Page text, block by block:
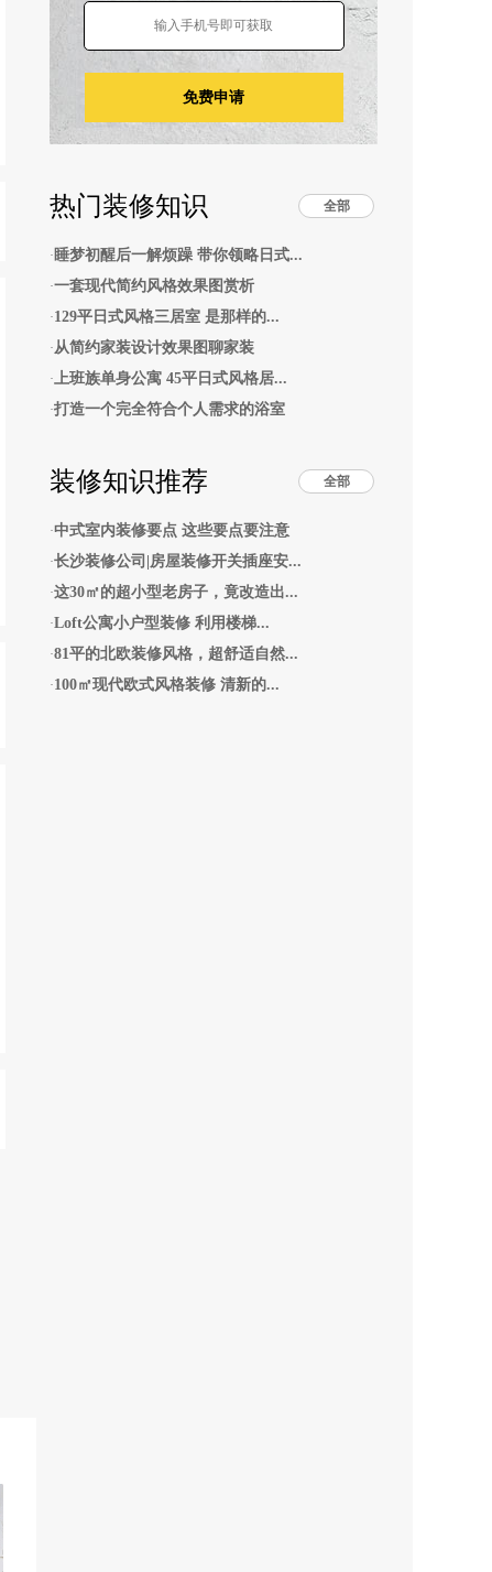
免费申请
热门装修知识 全部
· 睡梦初醒后一解烦躁 带你领略日式...
·一套现代简约风格效果图赏析
·129平日式风格三居室 是那样的...
·从简约家装设计效果图聊家装
·上班族单身公寓 45平日式风格居...
·打造一个完全符合个人需求的浴室
装修知识推荐 全部
·中式室内装修要点 这些要点要注意
·长沙装修公司|房屋装修开关插座安...
·这30㎡的超小型老房子，竟改造出...
·Loft公寓小户型装修 利用楼梯...
·81平的北欧装修风格，超舒适自然...
·100㎡现代欧式风格装修 清新的...